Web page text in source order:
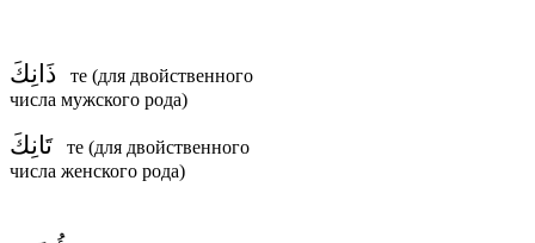
ذَانِكَ те (для двойственного
числа мужского рода)
تَانِكَ те (для двойственного
числа женского рода)